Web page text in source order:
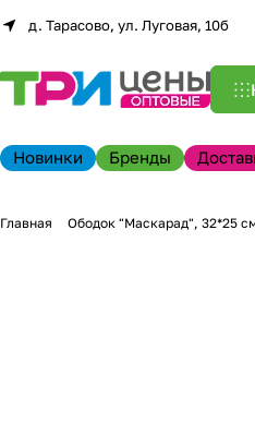
д. Тарасово, ул. Луговая, 10б
Новинки Бренды
Главная Ободок "Маскарад", 32*25